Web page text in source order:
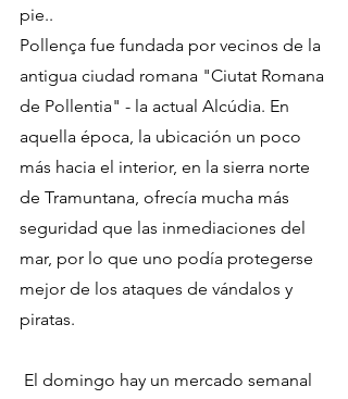
pie..
Pollença fue fundada por vecinos de la
antigua ciudad romana "Ciutat Romana
de Pollentia" - la actual Alcúdia. En
aquella época, la ubicación un poco
más hacia el interior, en la sierra norte
de Tramuntana, ofrecía mucha más
seguridad que las inmediaciones del
mar, por lo que uno podía protegerse
mejor de los ataques de vándalos y
piratas.